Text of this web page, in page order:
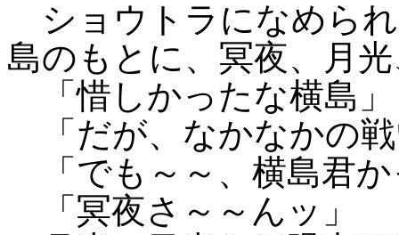
ショウトラになめら
島のもとに、冥夜、月
「惜しかったな横島」
「だが、なかなかの
「でも～～、横島君
「冥夜さ～～んッ」